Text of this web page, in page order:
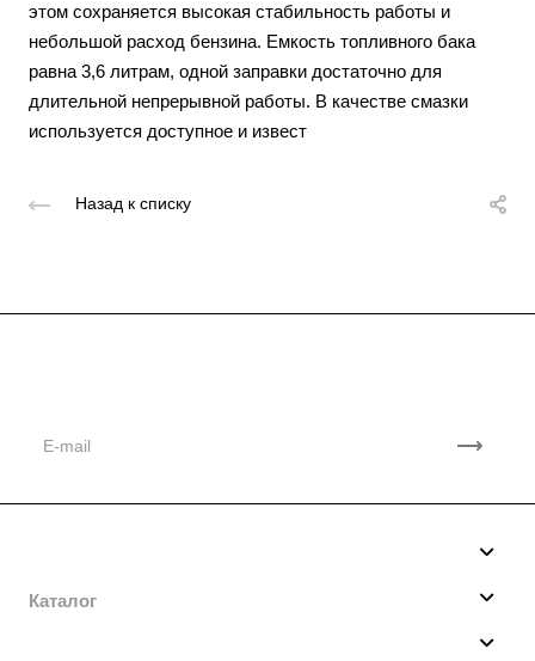
этом сохраняется высокая стабильность работы и
небольшой расход бензина. Емкость топливного бака
равна 3,6 литрам, одной заправки достаточно для
длительной непрерывной работы. В качестве смазки
используется доступное и извест
Назад к списку
О нас
Каталог